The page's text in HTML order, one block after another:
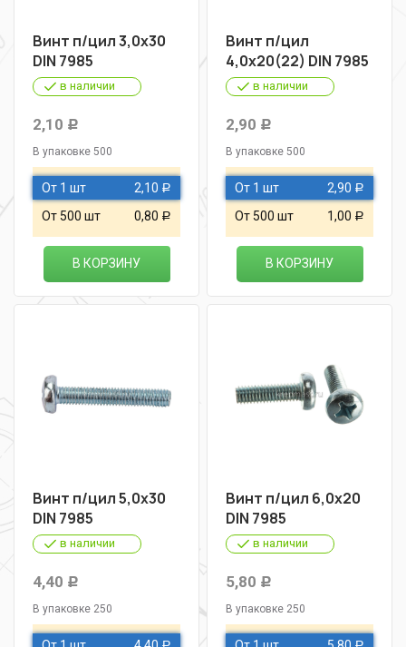
Винт п/цил 3,0х30
DIN 7985
в наличии
2,10 Р
В упаковке 500
От 1 шт 2,10 Р
От 500 шт 0,80 Р
В КОРЗИНУ
Винт п/цил
4,0х20(22) DIN 7985
в наличии
2,90 Р
В упаковке 500
От 1 шт 2,90 Р
От 500 шт 1,00 Р
В КОРЗИНУ
Винт п/цил 5,0х30
DIN 7985
в наличии
4,40 Р
В упаковке 250
Винт п/цил 6,0х20
DIN 7985
в наличии
5,80 Р
В упаковке 250